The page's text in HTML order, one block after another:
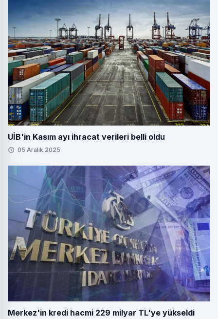
UİB'in Kasım ayı ihracat verileri belli oldu
05 Aralık 2025
Merkez'in kredi hacmi 229 milyar TL'ye yükseldi